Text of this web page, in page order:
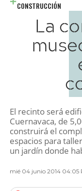
CONSTRUCCIÓN
La
El recinto será
Cuernavaca, de
construirá el
espacios para
un jardín donde
mié 04 junio 2014 04:05